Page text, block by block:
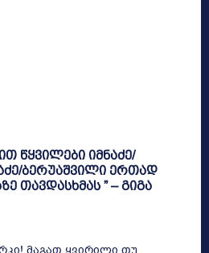
წყვილები იმნაძე/
ბერუაშვილი ერთად
თავდასხმას ” – გიგა